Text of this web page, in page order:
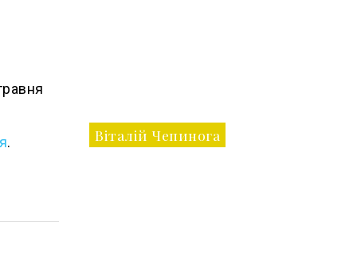
. Віталій Чепинога